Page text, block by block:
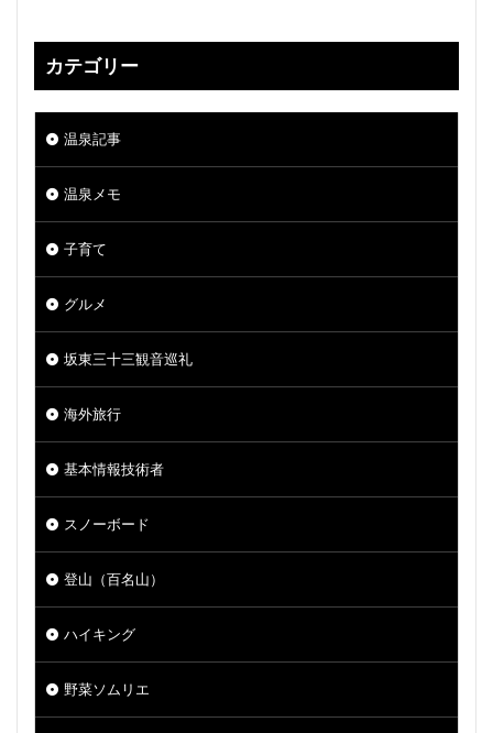
カテゴリー
温泉記事
温泉メモ
子育て
グルメ
坂東三十三観音巡礼
海外旅行
基本情報技術者
スノーボード
登山（百名山）
ハイキング
野菜ソムリエ